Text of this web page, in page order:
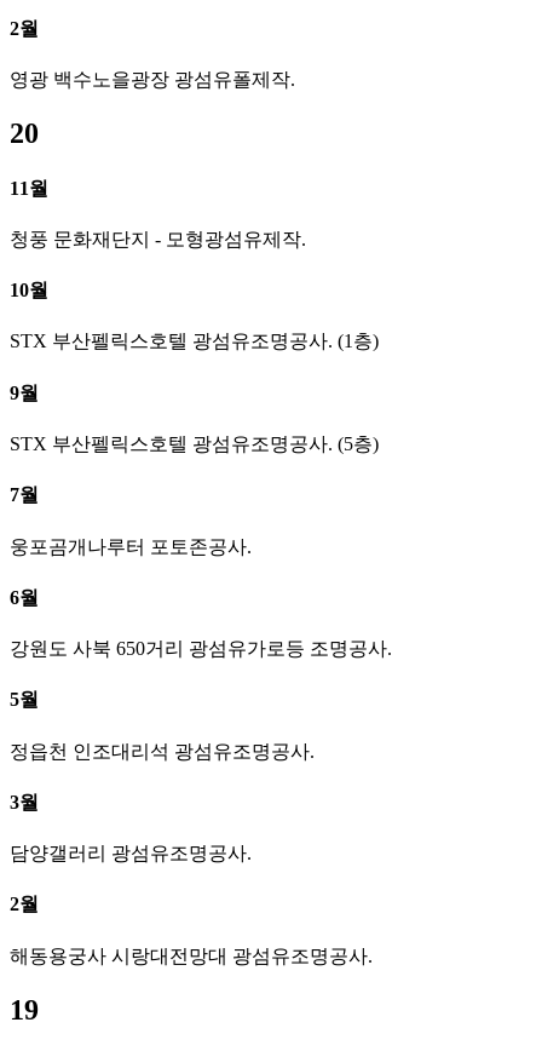
2월
영광 백수노을광장 광섬유폴제작.
20
11월
청풍 문화재단지 - 모형광섬유제작.
10월
STX 부산펠릭스호텔 광섬유조명공사. (1층)
9월
STX 부산펠릭스호텔 광섬유조명공사. (5층)
7월
웅포곰개나루터 포토존공사.
6월
강원도 사북 650거리 광섬유가로등 조명공사.
5월
정읍천 인조대리석 광섬유조명공사.
3월
담양갤러리 광섬유조명공사.
2월
해동용궁사 시랑대전망대 광섬유조명공사.
19